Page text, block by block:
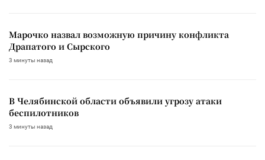
Марочко назвал возможную причину конфликта
Драпатого и Сырского
3 минуты назад
В Челябинской области объявили угрозу атаки
беспилотников
3 минуты назад